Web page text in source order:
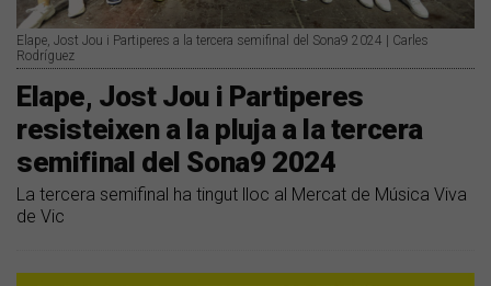
Elape, Jost Jou i Partiperes a la tercera semifinal del Sona9 2024 | Carles
Rodríguez
Elape, Jost Jou i Partiperes
resisteixen a la pluja a la tercera
semifinal del Sona9 2024
La tercera semifinal ha tingut lloc al Mercat de Música Viva
de Vic